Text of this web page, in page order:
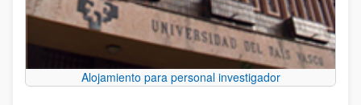
Alojamiento para personal investigador